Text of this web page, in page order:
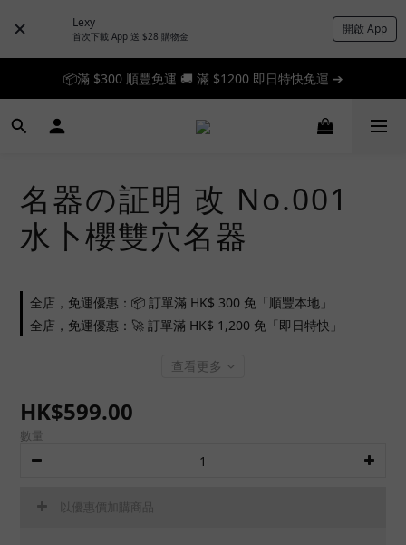
Lexy
首次下載 App 送 $28 購物金 開啟 App
📦滿 $300 順豐免運 🚚 滿 $1200 即日特快免運 ➔
📦滿 $300 順豐免運 🚚 滿 $1200 即日特快免運 ➔
🎉 新人首單享 88 折，快來領券加入！➔
名器の証明 改 No.001
水卜櫻雙穴名器
全店，免運優惠：📦 訂單滿 HK$ 300 免「順豐本地」
全店，免運優惠：🚀 訂單滿 HK$ 1,200 免「即日特快」
查看更多
HK$599.00
數量
以優惠價加購商品